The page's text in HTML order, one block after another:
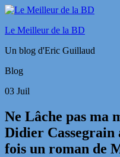
Le Meilleur de la BD
Un blog d'Eric Guillaud
Blog
03 Juil
Ne Lâche pas ma
Didier Cassegrain
fois un roman de